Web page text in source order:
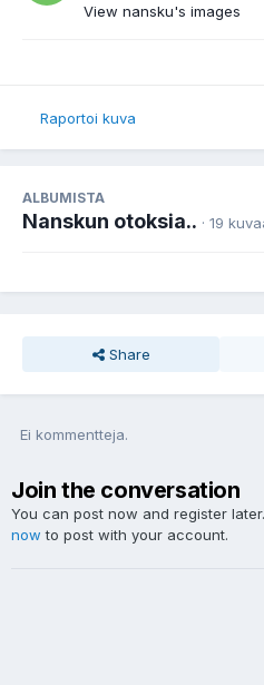
View nansku's images
Raportoi kuva
ALBUMISTA
Nanskun otoksia.. · 19
Share
Ei kommentteja.
Join the conversation
You can post now and register
now to post with your account.